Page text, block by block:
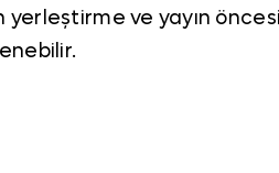
yerleştirme ve yayın